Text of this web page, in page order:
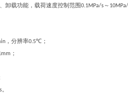
卸载功能，载荷速度控制范围0.1MPa/s～
，分辨率0.5℃；
；
。